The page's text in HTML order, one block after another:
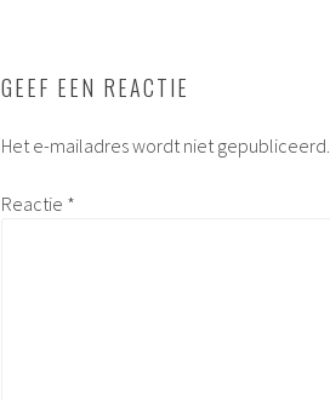
GEEF EEN REACTIE
Het e-mailadres wordt niet gepubliceerd.
Reactie *